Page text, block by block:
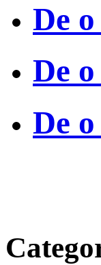
De
De
De